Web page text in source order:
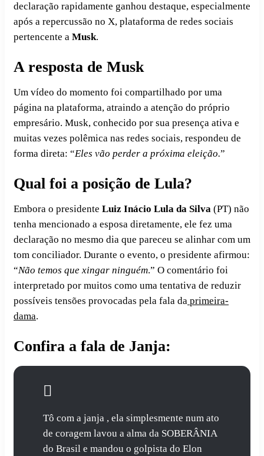
declaração rapidamente ganhou destaque, especialmente
após a repercussão no X, plataforma de redes sociais
pertencente a Musk.
A resposta de Musk
Um vídeo do momento foi compartilhado por uma
página na plataforma, atraindo a atenção do próprio
empresário. Musk, conhecido por sua presença ativa e
muitas vezes polêmica nas redes sociais, respondeu de
forma direta: “Eles vão perder a próxima eleição.”
Qual foi a posição de Lula?
Embora o presidente Luiz Inácio Lula da Silva (PT) não
tenha mencionado a esposa diretamente, ele fez uma
declaração no mesmo dia que pareceu se alinhar com um
tom conciliador. Durante o evento, o presidente afirmou:
“Não temos que xingar ninguém.” O comentário foi
interpretado por muitos como uma tentativa de reduzir
possíveis tensões provocadas pela fala da primeira-
dama.
Confira a fala de Janja:
Tô com a janja , ela simplesmente num ato
de coragem lavou a alma da SOBERÂNIA
do Brasil e mandou o golpista do Elon